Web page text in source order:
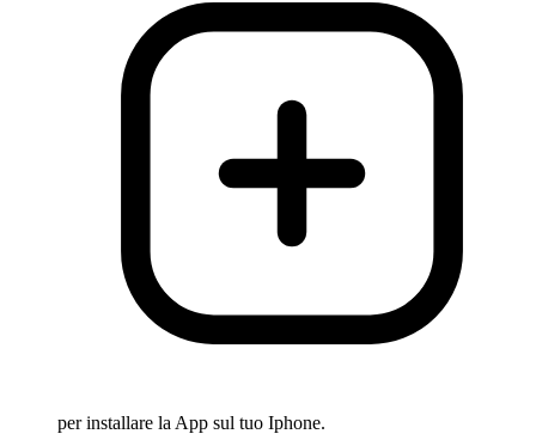
per installare la App sul tuo Iphone.